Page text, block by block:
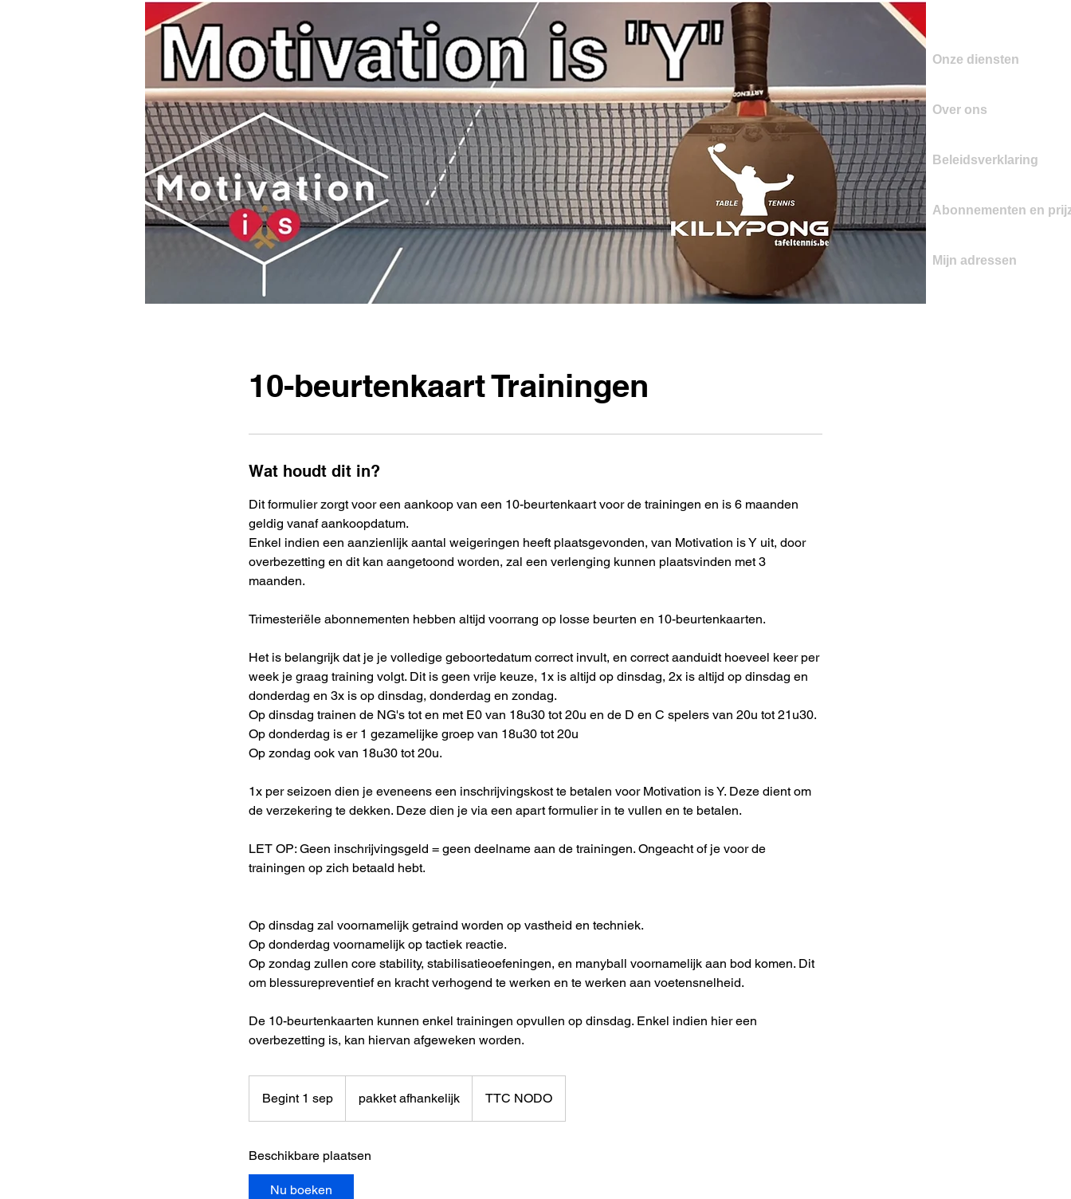
Onze diensten
Over ons
Beleidsverklaring
Abonnementen en
Mijn adressen
10-beurtenkaart Trainingen
Wat houdt dit in?
Dit formulier zorgt voor een aankoop van een 10-beurtenkaart voor de trainingen en is 6 maanden
geldig vanaf aankoopdatum.
Enkel indien een aanzienlijk aantal weigeringen heeft plaatsgevonden, van Motivation is Y uit, door
overbezetting en dit kan aangetoond worden, zal een verlenging kunnen plaatsvinden met 3
maanden.
Trimesteriële abonnementen hebben altijd voorrang op losse beurten en 10-beurtenkaarten.
Het is belangrijk dat je je volledige geboortedatum correct invult, en correct aanduidt hoeveel keer per
week je graag training volgt. Dit is geen vrije keuze, 1x is altijd op dinsdag, 2x is altijd op dinsdag en
donderdag en 3x is op dinsdag, donderdag en zondag.
Op dinsdag trainen de NG's tot en met E0 van 18u30 tot 20u en de D en C spelers van 20u tot 21u30.
Op donderdag is er 1 gezamelijke groep van 18u30 tot 20u
Op zondag ook van 18u30 tot 20u.
1x per seizoen dien je eveneens een inschrijvingskost te betalen voor Motivation is Y. Deze dient om
de verzekering te dekken. Deze dien je via een apart formulier in te vullen en te betalen.
LET OP: Geen inschrijvingsgeld = geen deelname aan de trainingen. Ongeacht of je voor de
trainingen op zich betaald hebt.
Op dinsdag zal voornamelijk getraind worden op vastheid en techniek.
Op donderdag voornamelijk op tactiek reactie.
Op zondag zullen core stability, stabilisatieoefeningen, en manyball voornamelijk aan bod komen. Dit
om blessurepreventief en kracht verhogend te werken en te werken aan voetensnelheid.
De 10-beurtenkaarten kunnen enkel trainingen opvullen op dinsdag. Enkel indien hier een
overbezetting is, kan hiervan afgeweken worden.
Begint 1 sep
e
i
n
pakket afhankelijk TTC NODO
Beschikbare plaatsen
Nu boeken